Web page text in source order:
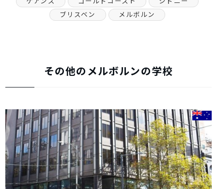
ブリスベン
メルボルン
その他のメルボルンの学校